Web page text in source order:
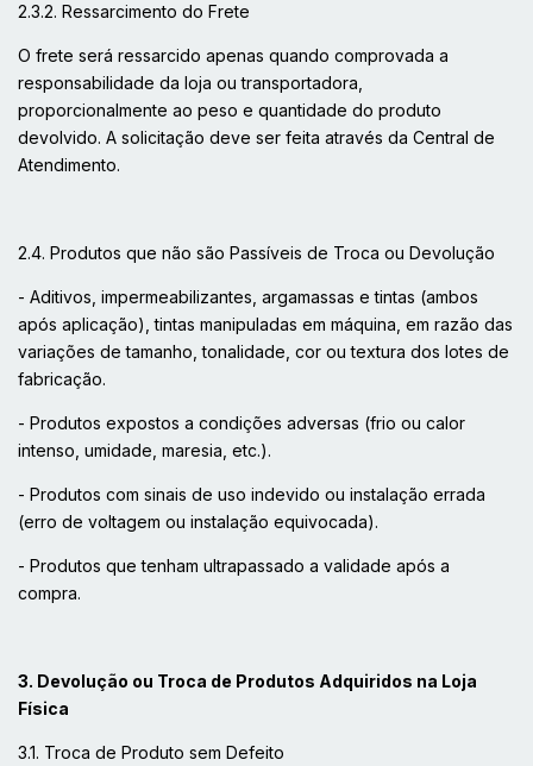
2.3.2. Ressarcimento do Frete
O frete será ressarcido apenas quando comprovada a
responsabilidade da loja ou transportadora,
proporcionalmente ao peso e quantidade do produto
devolvido. A solicitação deve ser feita através da Central de
Atendimento.
2.4. Produtos que não são Passíveis de Troca ou Devolução
- Aditivos, impermeabilizantes, argamassas e tintas (ambos
após aplicação), tintas manipuladas em máquina, em razão das
variações de tamanho, tonalidade, cor ou textura dos lotes de
fabricação.
- Produtos expostos a condições adversas (frio ou calor
intenso, umidade, maresia, etc.).
- Produtos com sinais de uso indevido ou instalação errada
(erro de voltagem ou instalação equivocada).
- Produtos que tenham ultrapassado a validade após a
compra.
3. Devolução ou Troca de Produtos Adquiridos na Loja
Física
3.1. Troca de Produto sem Defeito